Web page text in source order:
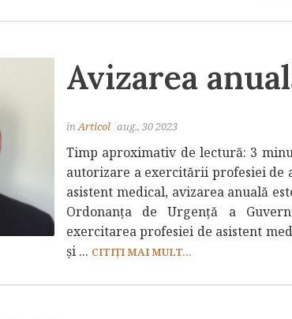
Avizarea
inArticol aug., 30 2023
Timp aproximativ de lectură: 3
autorizare a exercitării profesiei de
asistent medical, avizarea anuală
Ordonanța de Urgență a
exercitarea profesiei de asistent
şi ... CITIȚI MAI MULT...